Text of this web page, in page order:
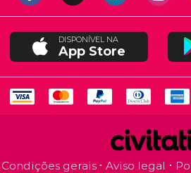
DISPONÍVEL NA
App Store
Condições gerais Aviso legal